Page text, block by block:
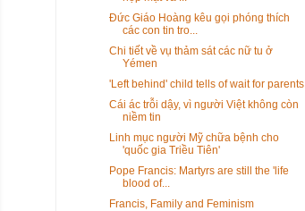
Đức Giáo Hoàng kêu gọi phóng thích
các con tin tro...
Chi tiết về vụ thảm sát các nữ tu ở
Yémen
'Left behind' child tells of wait for parents
Cái ác trỗi dậy, vì người Việt không còn
niềm tin
Linh mục người Mỹ chữa bệnh cho
'quốc gia Triều Tiên'
Pope Francis: Martyrs are still the 'life
blood of...
Francis, Family and Feminism